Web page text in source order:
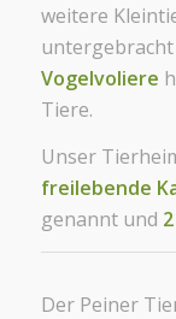
weitere
Vogelvoliere
Tiere.
Unser
freilebende
genannt und
Der Peiner